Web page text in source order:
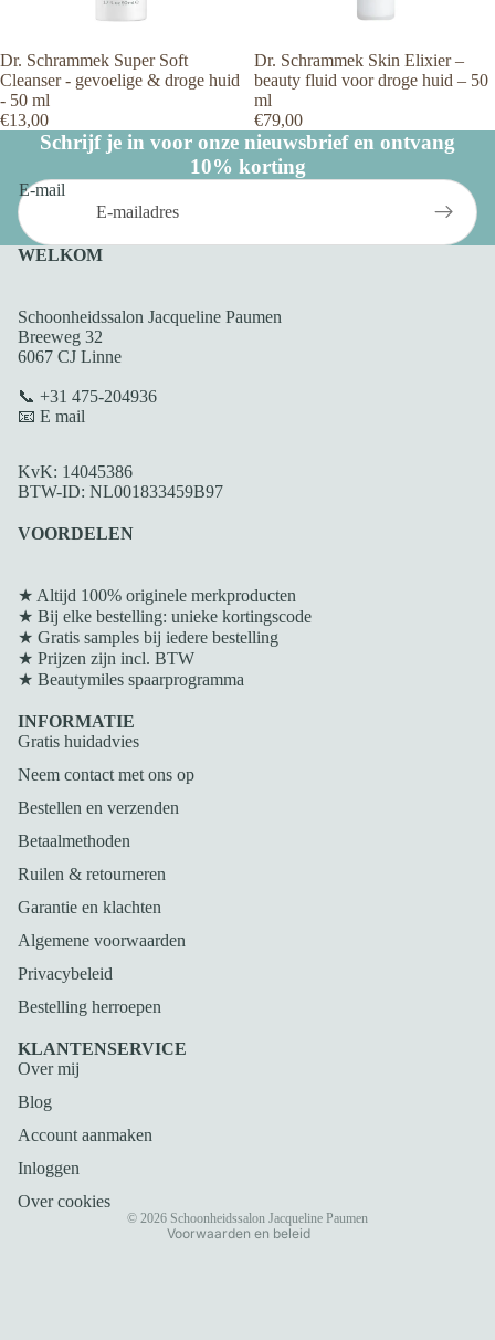
Dr. Schrammek Super Soft
Cleanser - gevoelige & droge huid
- 50 ml
€13,00
Dr. Schrammek Skin Elixier –
beauty fluid voor droge huid – 50
ml
€79,00
Schrijf je in voor onze nieuwsbrief en ontvang
10% korting
E-mail
WELKOM
Schoonheidssalon Jacqueline Paumen
Breeweg 32
6067 CJ Linne
📞 +31 475-204936
📧 E mail
KvK: 14045386
BTW-ID: NL001833459B97
VOORDELEN
★ Altijd 100% originele merkproducten
★ Bij elke bestelling: unieke kortingscode
★ Gratis samples bij iedere bestelling
★ Prijzen zijn incl. BTW
★ Beautymiles spaarprogramma
INFORMATIE
Gratis huidadvies
Neem contact met ons op
Bestellen en verzenden
Betaalmethoden
Ruilen & retourneren
Garantie en klachten
Algemene voorwaarden
Privacybeleid
Bestelling herroepen
KLANTENSERVICE
Over mij
Blog
Account aanmaken
Inloggen
Over cookies
© 2026 Schoonheidssalon Jacqueline Paumen
Voorwaarden en beleid
Verzendbeleid